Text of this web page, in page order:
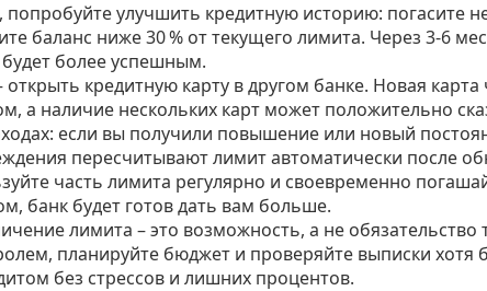
попробуйте улучшить кредитную историю: погасите
баланс ниже 30 % от текущего лимита. Через 3‑6
более успешным.
кредитную карту в другом банке. Новая
а наличие нескольких карт может положительно
если вы получили повышение или новый
пересчитывают лимит автоматически после
часть лимита регулярно и своевременно
банк будет готов дать вам больше.
лимита – это возможность, а не
планируйте бюджет и проверяйте выписки хотя
без стрессов и лишних процентов.